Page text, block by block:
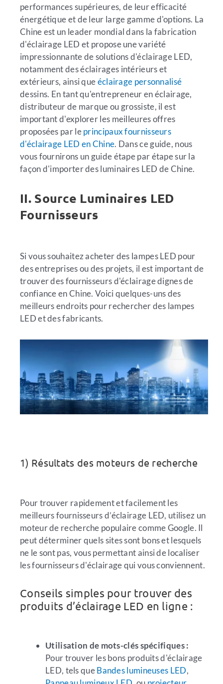
performances supérieures, de leur efficacité
énergétique et de leur large gamme d'options. La
Chine est un leader mondial dans la fabrication
d'éclairage LED et propose une variété
impressionnante de solutions d'éclairage LED,
notamment des éclairages intérieurs et
extérieurs, ainsi queéclairage personnalisé
dessins. En tant qu'entrepreneur en éclairage,
distributeur de marque ou grossiste, il est
important d'explorer les meilleures offres
proposées par leprincipaux fournisseurs
d'éclairage LED en Chine. Dans ce guide, nous
vous fournirons un guide étape par étape sur la
façon d'importer des luminaires LED de Chine.
II. Source Luminaires LED
Fournisseurs
Si vous souhaitez acheter des lampes LED pour
des entreprises ou des projets, il est important de
trouver des fournisseurs d'éclairage dignes de
confiance en Chine. Voici quelques-uns des
meilleurs endroits pour rechercher des lampes
LED et des fabricants.
1) Résultats des moteurs de recherche
Pour trouver rapidement et facilement les
meilleurs fournisseurs d’éclairage LED, utilisez un
moteur de recherche populaire comme Google. Il
peut déterminer quels sites sont bons et lesquels
ne le sont pas, vous permettant ainsi de localiser
les fournisseurs d'éclairage qui vous conviennent.
Conseils simples pour trouver des
produits d’éclairage LED en ligne :
Utilisation de mots-clés spécifiques :
Pour trouver les bons produits d'éclairage
LED, tels queBandes lumineuses LED,